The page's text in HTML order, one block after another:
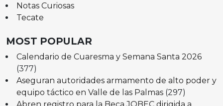
Notas Curiosas
Tecate
MOST POPULAR
Calendario de Cuaresma y Semana Santa 2026
(377)
Aseguran autoridades armamento de alto poder y
equipo táctico en Valle de las Palmas (297)